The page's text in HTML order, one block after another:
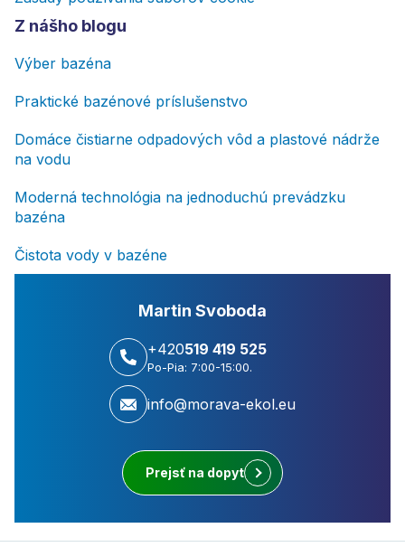
Z nášho blogu
Výber bazéna
Praktické bazénové príslušenstvo
Domáce čistiarne odpadových vôd a plastové nádrže
na vodu
Moderná technológia na jednoduchú prevádzku
bazéna
Čistota vody v bazéne
Martin Svoboda
+420519 419 525
Po-Pia: 7:00-15:00.
info@morava-ekol.eu
Prejsť na dopyt